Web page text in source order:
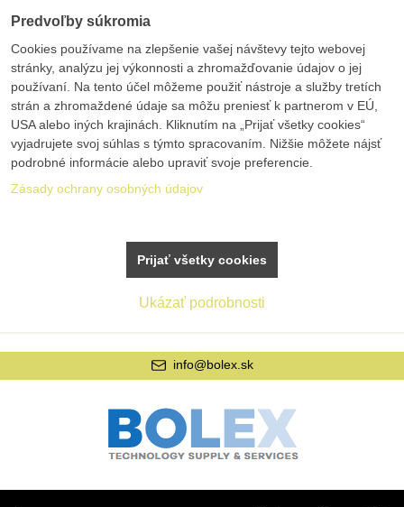
info@bolex.sk
Predvoľby súkromia
Cookies používame na zlepšenie vašej návštevy tejto webovej
stránky, analýzu jej výkonnosti a zhromažďovanie údajov o jej
používaní. Na tento účel môžeme použiť nástroje a služby tretích
strán a zhromaždené údaje sa môžu preniesť k partnerom v EÚ,
USA alebo iných krajinách. Kliknutím na „Prijať všetky cookies“
vyjadrujete svoj súhlas s týmto spracovaním. Nižšie môžete nájsť
podrobné informácie alebo upraviť svoje preferencie.
Zásady ochrany osobných údajov
Ukázať podrobnosti
Prijať všetky cookies